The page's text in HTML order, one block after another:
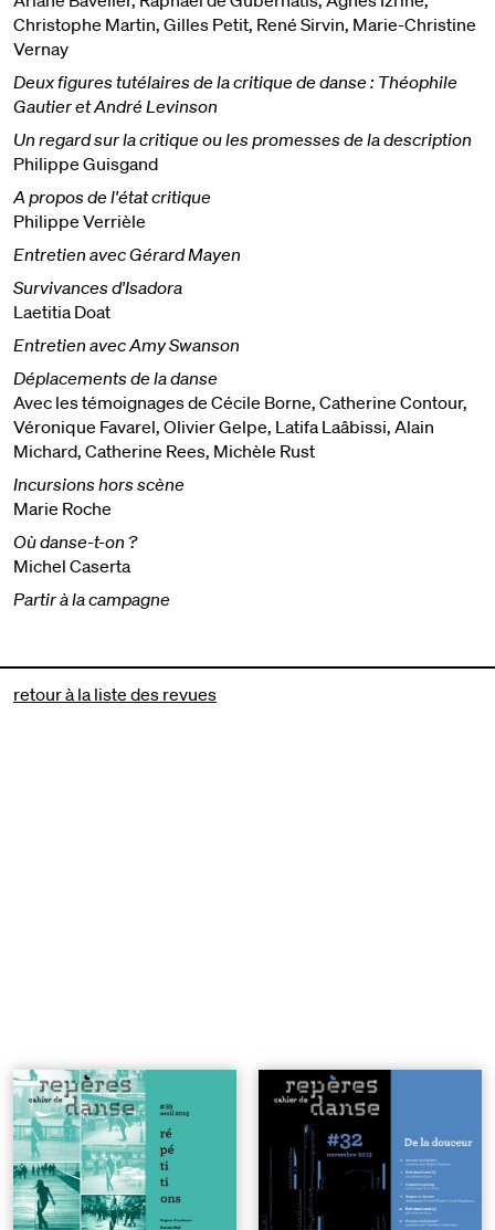
Christophe Martin, Gilles Petit, René Sirvin, Marie-Christine
Vernay
Deux figures tutélaires de la critique de danse : Théophile
Gautier et André Levinson
Un regard sur la critique ou les promesses de la description
Philippe Guisgand
A propos de l'état critique
Philippe Verrièle
Entretien avec Gérard Mayen
Survivances d'Isadora
Laetitia Doat
Entretien avec Amy Swanson
Déplacements de la danse
Avec les témoignages de Cécile Borne, Catherine Contour,
Véronique Favarel, Olivier Gelpe, Latifa Laâbissi, Alain
Michard, Catherine Rees, Michèle Rust
Incursions hors scène
Marie Roche
Où danse-t-on ?
Michel Caserta
Partir à la campagne
retour à la liste des revues
n°35 | Répétitions n°32 | De la douceur